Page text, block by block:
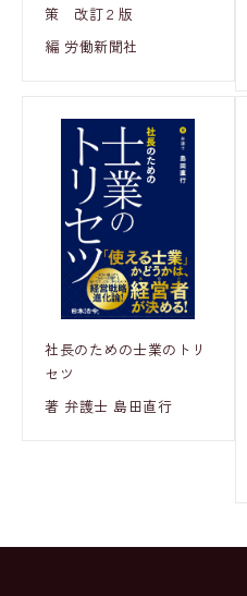
策 改訂２版
編 労働新聞社
社長のための士業のトリ
セツ
著 弁護士 島田直行